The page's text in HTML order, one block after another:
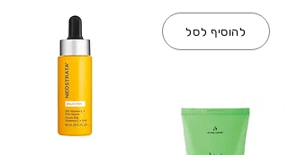
להוסיף לסל